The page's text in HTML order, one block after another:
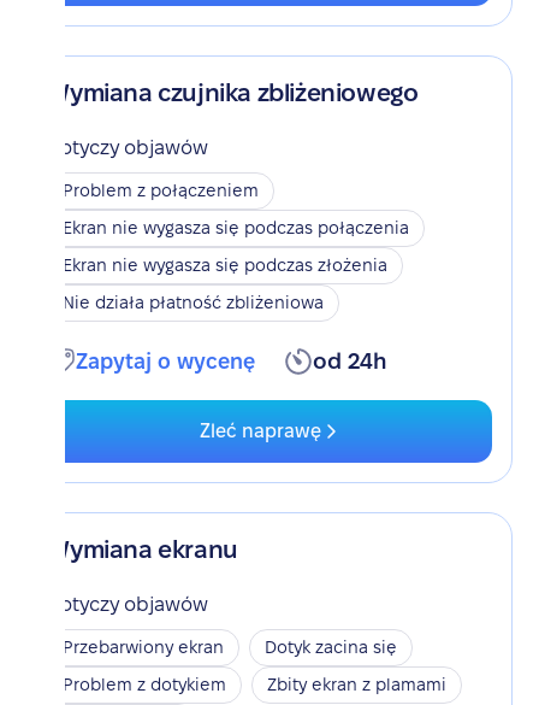
Wymiana czujnika zbliżeniowego
Dotyczy objawów
Problem z połączeniem
Ekran nie wygasza się podczas połączenia
Ekran nie wygasza się podczas złożenia
Nie działa płatność zbliżeniowa
Zapytaj o wycenę od 24h
Zleć naprawę
Wymiana ekranu
Dotyczy objawów
Przebarwiony ekran
Dotyk zacina się
Problem z dotykiem
Zbity ekran z plamami